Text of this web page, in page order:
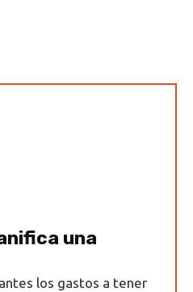
una
los gastos a tener